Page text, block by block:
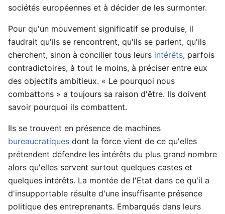
sociétés européennes et à décider de les surmonter.
Pour qu'un mouvement significatif se produise, il
faudrait qu'ils se rencontrent, qu'ils se parlent, qu'ils
cherchent, sinon à concilier tous leurs intérêts, parfois
contradictoires, à tout le moins, à préciser entre eux
des objectifs ambitieux. « Le pourquoi nous
combattons » a toujours sa raison d'être. Ils doivent
savoir pourquoi ils combattent.
Ils se trouvent en présence de machines
bureaucratiques dont la force vient de ce qu'elles
prétendent défendre les intérêts du plus grand nombre
alors qu'elles servent surtout quelques castes et
quelques intérêts. La montée de l'Etat dans ce qu'il a
d'insupportable résulte d'une insuffisante présence
politique des entreprenants. Embarqués dans leurs